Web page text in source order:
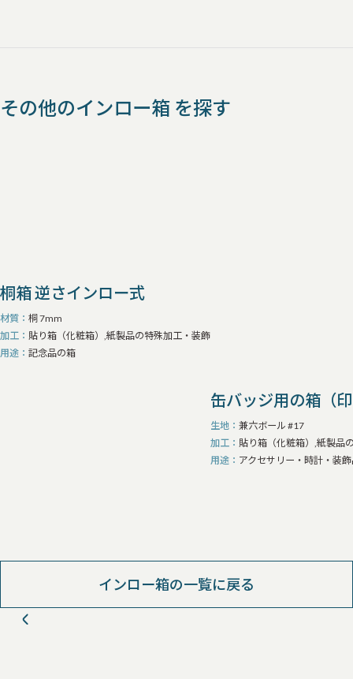
その他のインロー箱 を探す
桐箱 逆さインロー式
材質
桐 7mm
加工
貼り箱（化粧箱）,紙製品の特殊加工・装飾
用途
記念品の箱
缶バッジ用の箱（
生地
兼六ボール #17
加工
貼り箱（化粧箱）,紙製品
用途
アクセサリー・時計・装
インロー箱の一覧に戻る